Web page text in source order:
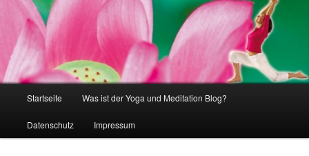
Startseite Was ist der Yoga und Meditation Blog?
Datenschutz Impressum